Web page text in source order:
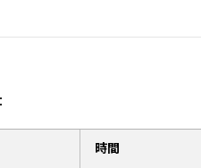
時間